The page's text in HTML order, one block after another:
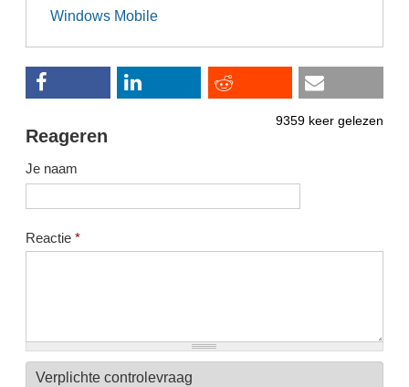
Windows Mobile
9359 keer gelezen
Reageren
Je naam
Reactie *
Verplichte controlevraag